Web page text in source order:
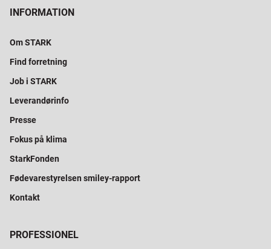
INFORMATION
Om STARK
Find forretning
Job i STARK
Leverandørinfo
Presse
Fokus på klima
StarkFonden
Fødevarestyrelsen smiley-rapport
Kontakt
PROFESSIONEL